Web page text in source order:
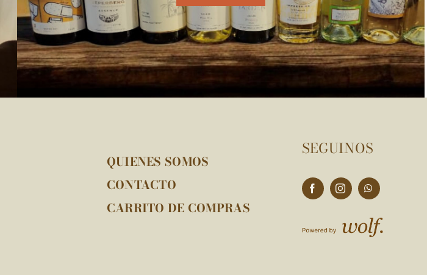
QUIENES SOMOS
CONTACTO
CARRITO DE COMPRAS
SEGUINOS